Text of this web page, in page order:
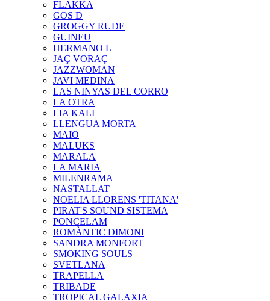
FLAKKA
GOS D
GROGGY RUDE
GUINEU
HERMANO L
JAÇ VORAÇ
JAZZWOMAN
JAVI MEDINA
LAS NINYAS DEL CORRO
LA OTRA
LIA KALI
LLENGUA MORTA
MAIO
MALUKS
MARALA
LA MARIA
MILENRAMA
NASTALLAT
NOELIA LLORENS 'TITANA'
PIRAT'S SOUND SISTEMA
PONCELAM
ROMÀNTIC DIMONI
SANDRA MONFORT
SMOKING SOULS
SVETLANA
TRAPELLA
TRIBADE
TROPICAL GALAXIA